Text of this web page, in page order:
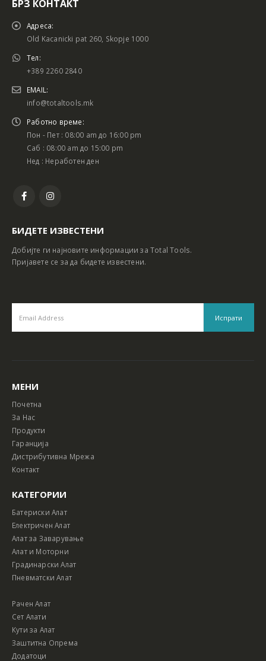
БРЗ КОНТАКТ
Адреса:
Old Kacanicki pat 260, Skopje 1000
Тел:
+389 2260 2840
EMAIL:
info@totaltools.mk
Работно време:
Пон - Пет : 08:00 am до 16:00 pm
Саб : 08:00 am до 15:00 pm
Нед : Неработен ден
БИДЕТЕ ИЗВЕСТЕНИ
Добијте ги најновите информации за Total Tools.
Пријавете се за да бидете известени.
МЕНИ
Почетна
За Нас
Продукти
Гаранција
Дистрибутивна Мрежа
Контакт
КАТЕГОРИИ
Батериски Алат
Електричен Алат
Алат за Заварување
Алат и Моторни
Градинарски Алат
Пневматски Алат
Рачен Алат
Сет Алати
Кути за Алат
Заштитна Опрема
Додатоци